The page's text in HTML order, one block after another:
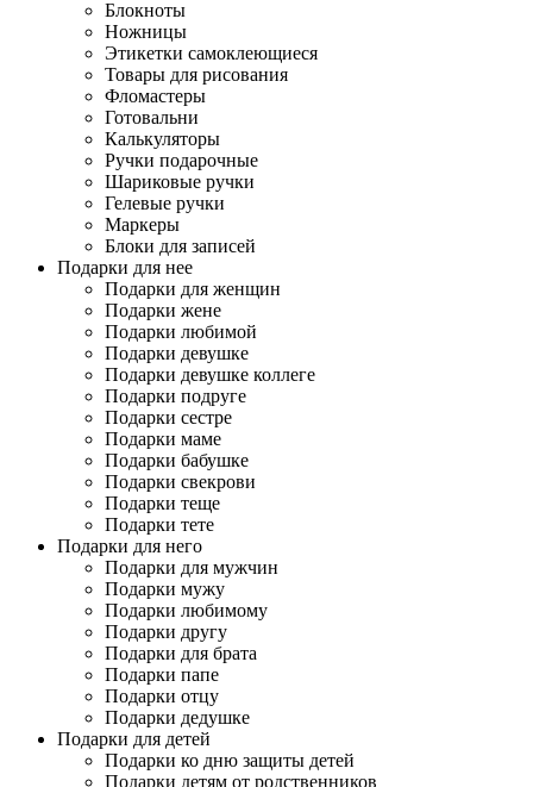
Блокноты
Ножницы
Этикетки самоклеющиеся
Товары для рисования
Фломастеры
Готовальни
Калькуляторы
Ручки подарочные
Шариковые ручки
Гелевые ручки
Маркеры
Блоки для записей
Подарки для нее
Подарки для женщин
Подарки жене
Подарки любимой
Подарки девушке
Подарки девушке коллеге
Подарки подруге
Подарки сестре
Подарки маме
Подарки бабушке
Подарки свекрови
Подарки теще
Подарки тете
Подарки для него
Подарки для мужчин
Подарки мужу
Подарки любимому
Подарки другу
Подарки для брата
Подарки папе
Подарки отцу
Подарки дедушке
Подарки для детей
Подарки ко дню защиты детей
Подарки детям от родственников